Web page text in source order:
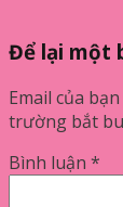
Để lại một
Email của
trường bắt
Bình luận *